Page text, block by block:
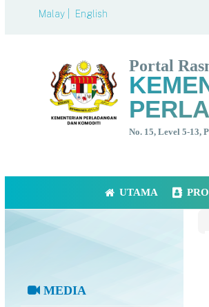
Malay | English
Portal
No. 15, Level 5-13,
UTAMA
MEDIA